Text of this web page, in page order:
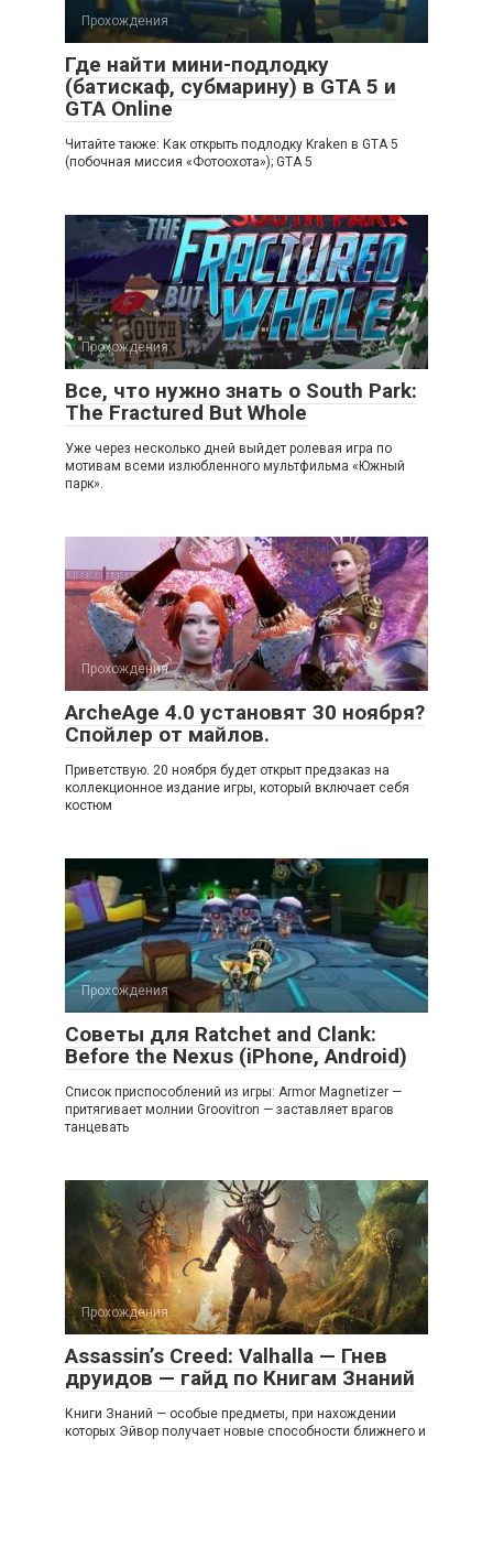
Прохождения
Где найти мини-подлодку
(батискаф, субмарину) в GTA 5 и
GTA Online
Читайте также: Как открыть подлодку Kraken в GTA 5
(побочная миссия «Фотоохота»); GTA 5
Прохождения
Все, что нужно знать о South Park:
The Fractured But Whole
Уже через несколько дней выйдет ролевая игра по
мотивам всеми излюбленного мультфильма «Южный
парк».
Прохождения
ArcheAge 4.0 установят 30 ноября?
Спойлер от майлов.
Приветствую. 20 ноября будет открыт предзаказ на
коллекционное издание игры, который включает себя
костюм
Прохождения
Советы для Ratchet and Clank:
Before the Nexus (iPhone, Android)
Список приспособлений из игры: Armor Magnetizer —
притягивает молнии Groovitron — заставляет врагов
танцевать
Прохождения
Assassin’s Creed: Valhalla — Гнев
друидов — гайд по Книгам Знаний
Книги Знаний — особые предметы, при нахождении
которых Эйвор получает новые способности ближнего и